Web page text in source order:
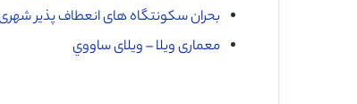
بحران سکونتگاه های انعطاف پذیر
معماری ويلا – ویلای ساووي